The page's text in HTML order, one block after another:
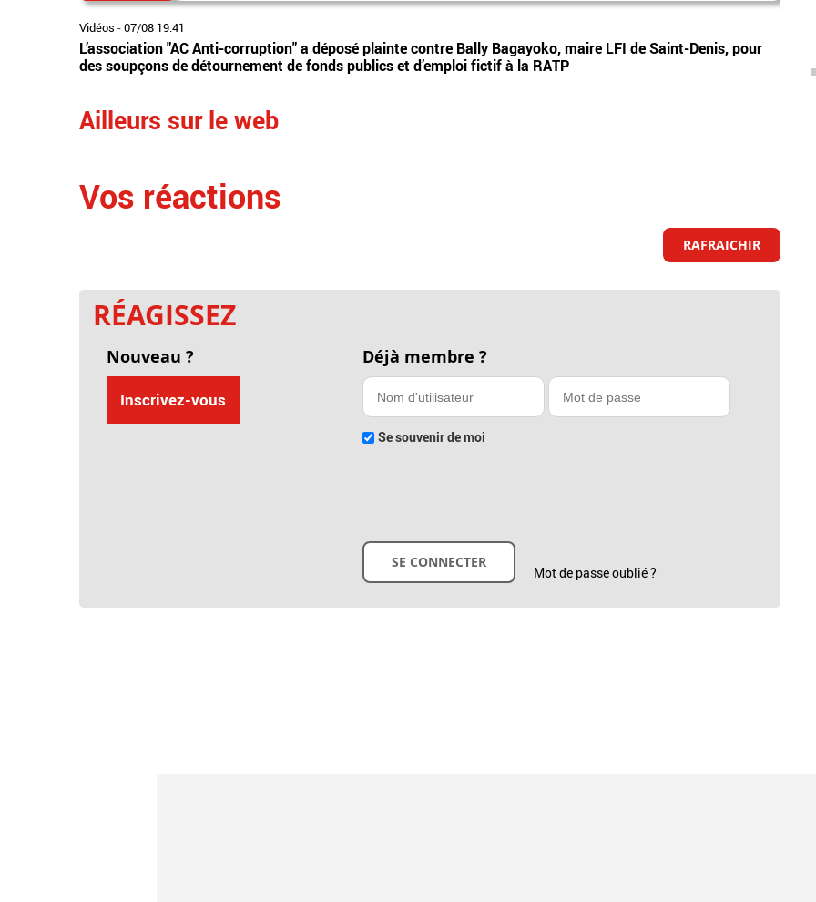
Vidéos -07/08 19:41
L’association "AC Anti-corruption" a déposé plainte contre Bally Bagayoko, maire LFI de Saint-Denis, pour
des soupçons de détournement de fonds publics et d’emploi fictif à la RATP
Ailleurs sur le web
Vos réactions
RAFRAICHIR
RÉAGISSEZ
Nouveau ?
Inscrivez-vous
Déjà membre ?
Se souvenir de moi
Mot de passe oublié ?